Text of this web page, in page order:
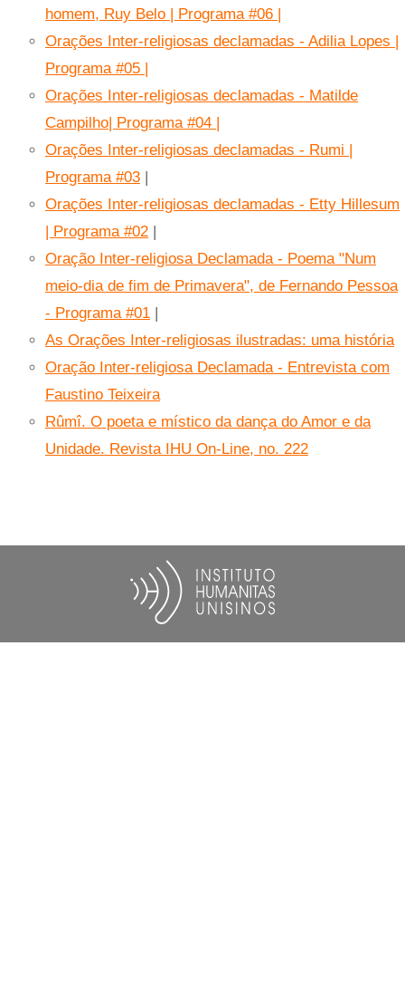
homem, Ruy Belo | Programa #06 |
Orações Inter-religiosas declamadas - Adilia Lopes |
Programa #05 |
Orações Inter-religiosas declamadas - Matilde
Campilho| Programa #04 |
Orações Inter-religiosas declamadas - Rumi |
Programa #03 |
Orações Inter-religiosas declamadas - Etty Hillesum
| Programa #02 |
Oração Inter-religiosa Declamada - Poema "Num
meio-dia de fim de Primavera", de Fernando Pessoa
- Programa #01 |
As Orações Inter-religiosas ilustradas: uma história
Oração Inter-religiosa Declamada - Entrevista com
Faustino Teixeira
Rûmî. O poeta e místico da dança do Amor e da
Unidade. Revista IHU On-Line, no. 222